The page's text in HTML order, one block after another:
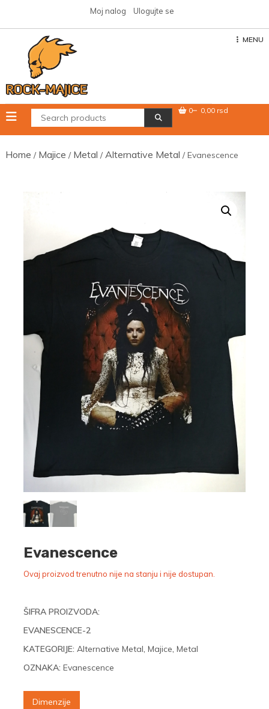
content
Moj nalog Ulogujte se
MENU
0 0,00 rsd
Home / Majice / Metal /Alternative Metal / Evanescence
Evanescence
Ovaj proizvod trenutno nije na stanju i nije dostupan.
ŠIFRA PROIZVODA:
EVANESCENCE-2
KATEGORIJE: Alternative Metal, Majice, Metal
OZNAKA: Evanescence
Dimenzije